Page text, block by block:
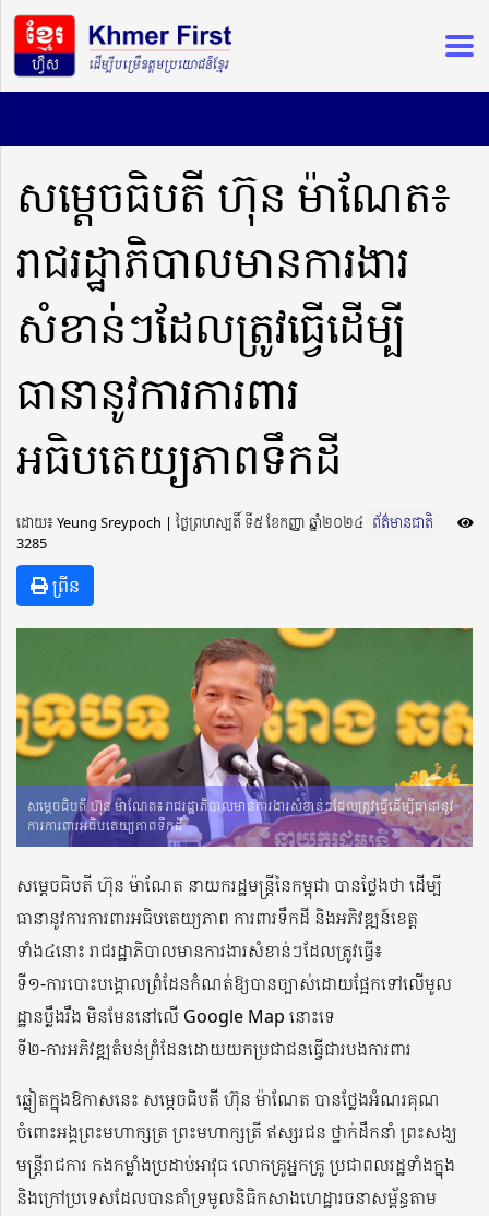
សម្តេចធិបតី ហ៊ុន ម៉ាណែត៖
រាជរដ្ឋាភិបាលមានការងារ
សំខាន់ៗដែលត្រូវធ្វើដើម្បី
ធានានូវការការពារ
អធិបតេយ្យភាពទឹកដី
ដោយ៖ Yeung Sreypoch ​​ | ថ្ងៃព្រហស្បតិ៍ ទី៥ ខែកញ្ញា ឆ្នាំ២០២៤ ព័ត៌មានជាតិ
3285
ព្រីន
សម្តេចធិបតី ហ៊ុន ម៉ាណែត៖ រាជរដ្ឋាភិបាលមានការងារសំខាន់ៗដែលត្រូវធ្វើដើម្បីធានានូវ
ការការពារអធិបតេយ្យភាពទឹកដី
សម្តេចធិបតី ហ៊ុន ម៉ាណែត នាយករដ្ឋមន្ត្រីនៃកម្ពុជា បានថ្លែងថា ដើម្បី
ធានានូវការការពារអធិបតេយ្យភាព ការពារទឹកដី និងអភិវឌ្ឍន៍ខេត្ត
ទាំង៤នោះ រាជរដ្ឋាភិបាលមានការងារសំខាន់ៗដែលត្រូវធ្វើ៖
ទី១-ការបោះបង្គោលព្រំដែនកំណត់ឱ្យបានច្បាស់ដោយផ្អែកទៅលើមូល
ដ្ឋានប្លឹងរឹង មិនមែននៅលើ Google Map នោះទេ
ទី២-ការអភិវឌ្ឍតំបន់ព្រំដែនដោយយកប្រជាជនធ្វើជារបងការពារ
ឆ្លៀតក្នុងឱកាសនេះ សម្តេចធិបតី ហ៊ុន ម៉ាណែត បានថ្លែងអំណរគុណ
ចំពោះអង្គព្រះមហាក្សត្រ ព្រះមហាក្សត្រី ឥស្សរជន ថ្នាក់ដឹកនាំ ព្រះសង្ឃ
មន្រ្តីរាជការ កងកម្លាំងប្រដាប់អាវុធ លោកគ្រូអ្នកគ្រូ ប្រជាពលរដ្ឋទាំងក្នុង
និងក្រៅប្រទេសដែលបានគាំទ្រមូលនិធិកសាងហេដ្ឋារចនាសម្ព័ន្ធតាម